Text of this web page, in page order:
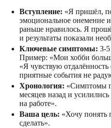
Вступление: «Я пришёл,
эмоциональное онемение
раньше нравилось. Я
и результаты показали
Ключевые симптомы: 3-
Пример: «Мои хобби
«Я чувствую
приятные события не
Хронология: «Симптомы
месяцев назад и
на работе».
Ваша цель: «Хочу понять
сделать».